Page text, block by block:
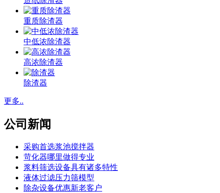
重质除渣器
中低浓除渣器
高浓除渣器
除渣器
更多..
公司新闻
采购首选浆池搅拌器
苛化器哪里做得专业
浆料筛选设备具有诸多特性
液体过滤压力筛模型
除杂设备优惠新老客户